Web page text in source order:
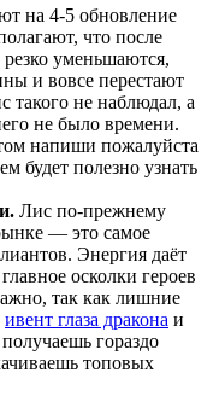
на 4-5 обновление
что после
уменьшаются,
и вовсе перестают
такого не наблюдал, а
не было времени.
напиши пожалуйста
будет полезно узнать
Лис по-прежнему
— это самое
Энергия даёт
осколки героев
так как лишние
ивент глаза дракона и
гораздо
топовых